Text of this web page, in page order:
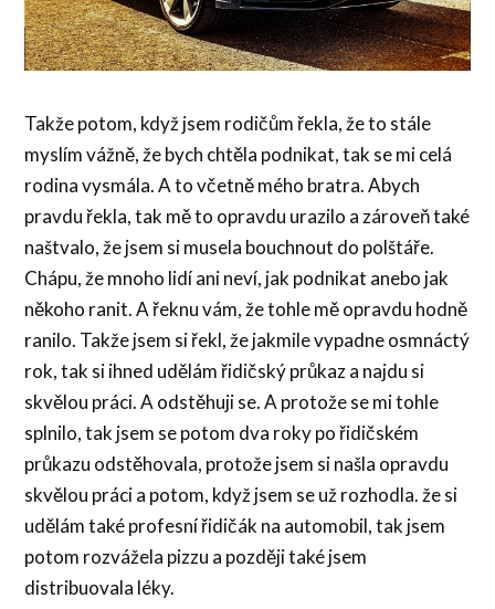
Takže potom, když jsem rodičům řekla, že to stále
myslím vážně, že bych chtěla podnikat, tak se mi celá
rodina vysmála. A to včetně mého bratra. Abych
pravdu řekla, tak mě to opravdu urazilo a zároveň také
naštvalo, že jsem si musela bouchnout do polštáře.
Chápu, že mnoho lidí ani neví, jak podnikat anebo jak
někoho ranit. A řeknu vám, že tohle mě opravdu hodně
ranilo. Takže jsem si řekl, že jakmile vypadne osmnáctý
rok, tak si ihned udělám řidičský průkaz a najdu si
skvělou práci. A odstěhuji se. A protože se mi tohle
splnilo, tak jsem se potom dva roky po řidičském
průkazu odstěhovala, protože jsem si našla opravdu
skvělou práci a potom, když jsem se už rozhodla. že si
udělám také profesní řidičák na automobil, tak jsem
potom rozvážela pizzu a později také jsem
distribuovala léky.